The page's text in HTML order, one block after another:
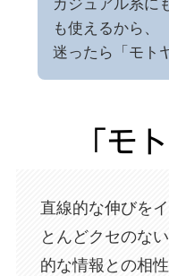
カジュアル系に
も使えるから、
迷ったら「モト
直線的な伸びを
とんどクセのな
的な情報との相